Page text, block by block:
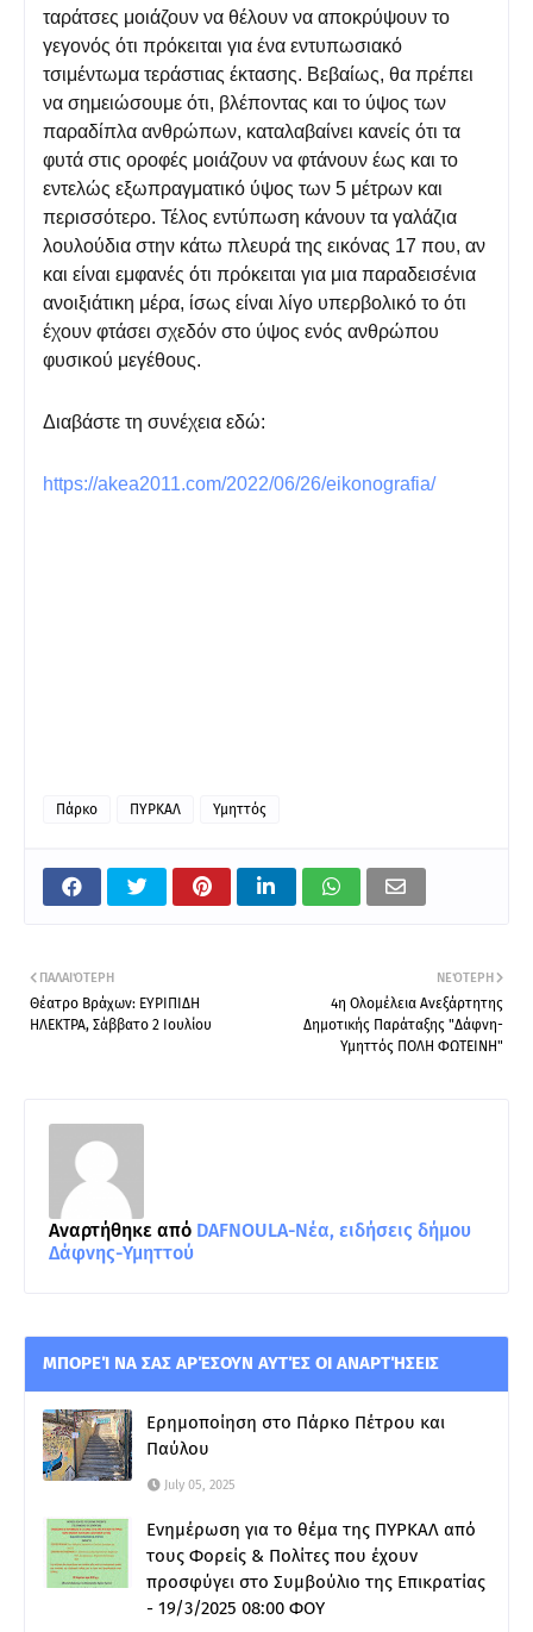
ταράτσες μοιάζουν να θέλουν να αποκρύψουν το
γεγονός ότι πρόκειται για ένα εντυπωσιακό
τσιμέντωμα τεράστιας έκτασης. Βεβαίως, θα πρέπει
να σημειώσουμε ότι, βλέποντας και το ύψος των
παραδίπλα ανθρώπων, καταλαβαίνει κανείς ότι τα
φυτά στις οροφές μοιάζουν να φτάνουν έως και το
εντελώς εξωπραγματικό ύψος των 5 μέτρων και
περισσότερο. Τέλος εντύπωση κάνουν τα γαλάζια
λουλούδια στην κάτω πλευρά της εικόνας 17 που, αν
και είναι εμφανές ότι πρόκειται για μια παραδεισένια
ανοιξιάτικη μέρα, ίσως είναι λίγο υπερβολικό το ότι
έχουν φτάσει σχεδόν στο ύψος ενός ανθρώπου
φυσικού μεγέθους.
Διαβάστε τη συνέχεια εδώ:
https://akea2011.com/2022/06/26/eikonografia/
Πάρκο ΠΥΡΚΑΛ Υμηττός
ΝΕΌΤΕΡΗ
4η Ολομέλεια Ανεξάρτητης
Δημοτικής Παράταξης "Δάφνη-
Υμηττός ΠΟΛΗ ΦΩΤΕΙΝΗ"
ΠΑΛΑΙΌΤΕΡΗ
Θέατρο Βράχων: ΕΥΡΙΠΙΔΗ
ΗΛΕΚΤΡΑ, Σάββατο 2 Ιουλίου
Αναρτήθηκε από DAFNOULA-Νέα, ειδήσεις δήμου
Δάφνης-Υμηττού
ΜΠΟΡΕΊ ΝΑ ΣΑΣ ΑΡΈΣΟΥΝ ΑΥΤΈΣ ΟΙ ΑΝΑΡΤΉΣΕΙΣ
Ερημοποίηση στο Πάρκο Πέτρου και
Παύλου
July 05, 2025
Ενημέρωση για το θέμα της ΠΥΡΚΑΛ από
τους Φορείς & Πολίτες που έχουν
προσφύγει στο Συμβούλιο της Επικρατίας
- 19/3/2025 08:00 ΦΟΥ